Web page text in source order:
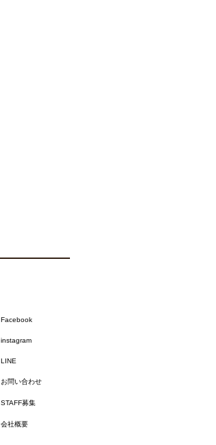
Facebook
instagram
LINE
お問い合わせ
STAFF募集
会社概要